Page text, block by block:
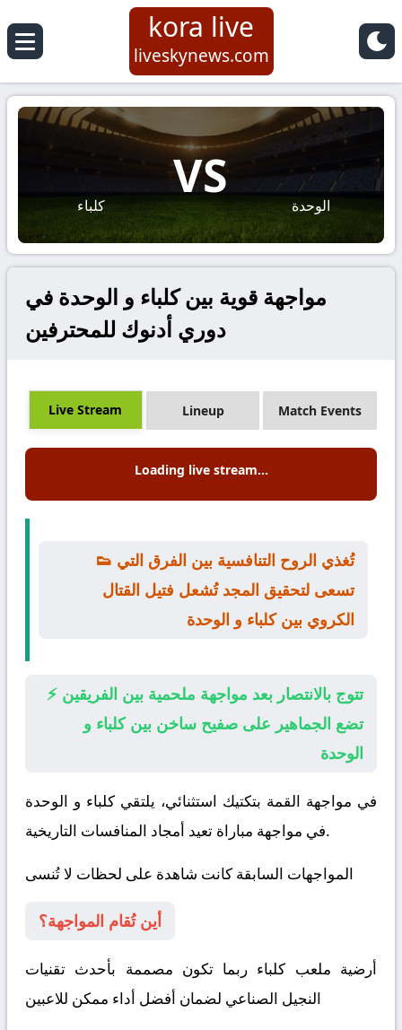
kora live
liveskynews.com
كلباء
VS
الوحدة
مواجهة قوية بين كلباء و الوحدة في
دوري أدنوك للمحترفين
Live Stream Lineup Match Events
Loading live stream...
👟 تُغذي الروح التنافسية بين الفرق التي
تسعى لتحقيق المجد تُشعل فتيل القتال
الكروي بين كلباء و الوحدة
⚡ تتوج بالانتصار بعد مواجهة ملحمية بين الفريقين
تضع الجماهير على صفيح ساخن بين كلباء و
الوحدة
في مواجهة القمة بتكتيك استثنائي، يلتقي كلباء و الوحدة
في مواجهة مباراة تعيد أمجاد المنافسات التاريخية.
المواجهات السابقة كانت شاهدة على لحظات لا تُنسى
أين تُقام المواجهة؟
أرضية ملعب كلباء ربما تكون مصممة بأحدث تقنيات
النجيل الصناعي لضمان أفضل أداء ممكن للاعبين